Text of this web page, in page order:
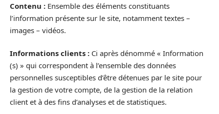
Contenu : Ensemble des éléments constituants
l’information présente sur le site, notamment textes –
images – vidéos.
Informations clients : Ci après dénommé « Information
(s) » qui correspondent à l’ensemble des données
personnelles susceptibles d’être détenues par le site pour
la gestion de votre compte, de la gestion de la relation
client et à des fins d’analyses et de statistiques.